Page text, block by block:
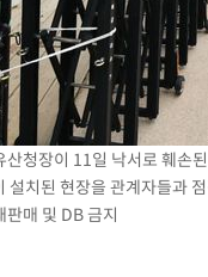
청장이 11일 낙서로 훼손
설치된 현장을 관계자들과
판매 및 DB 금지